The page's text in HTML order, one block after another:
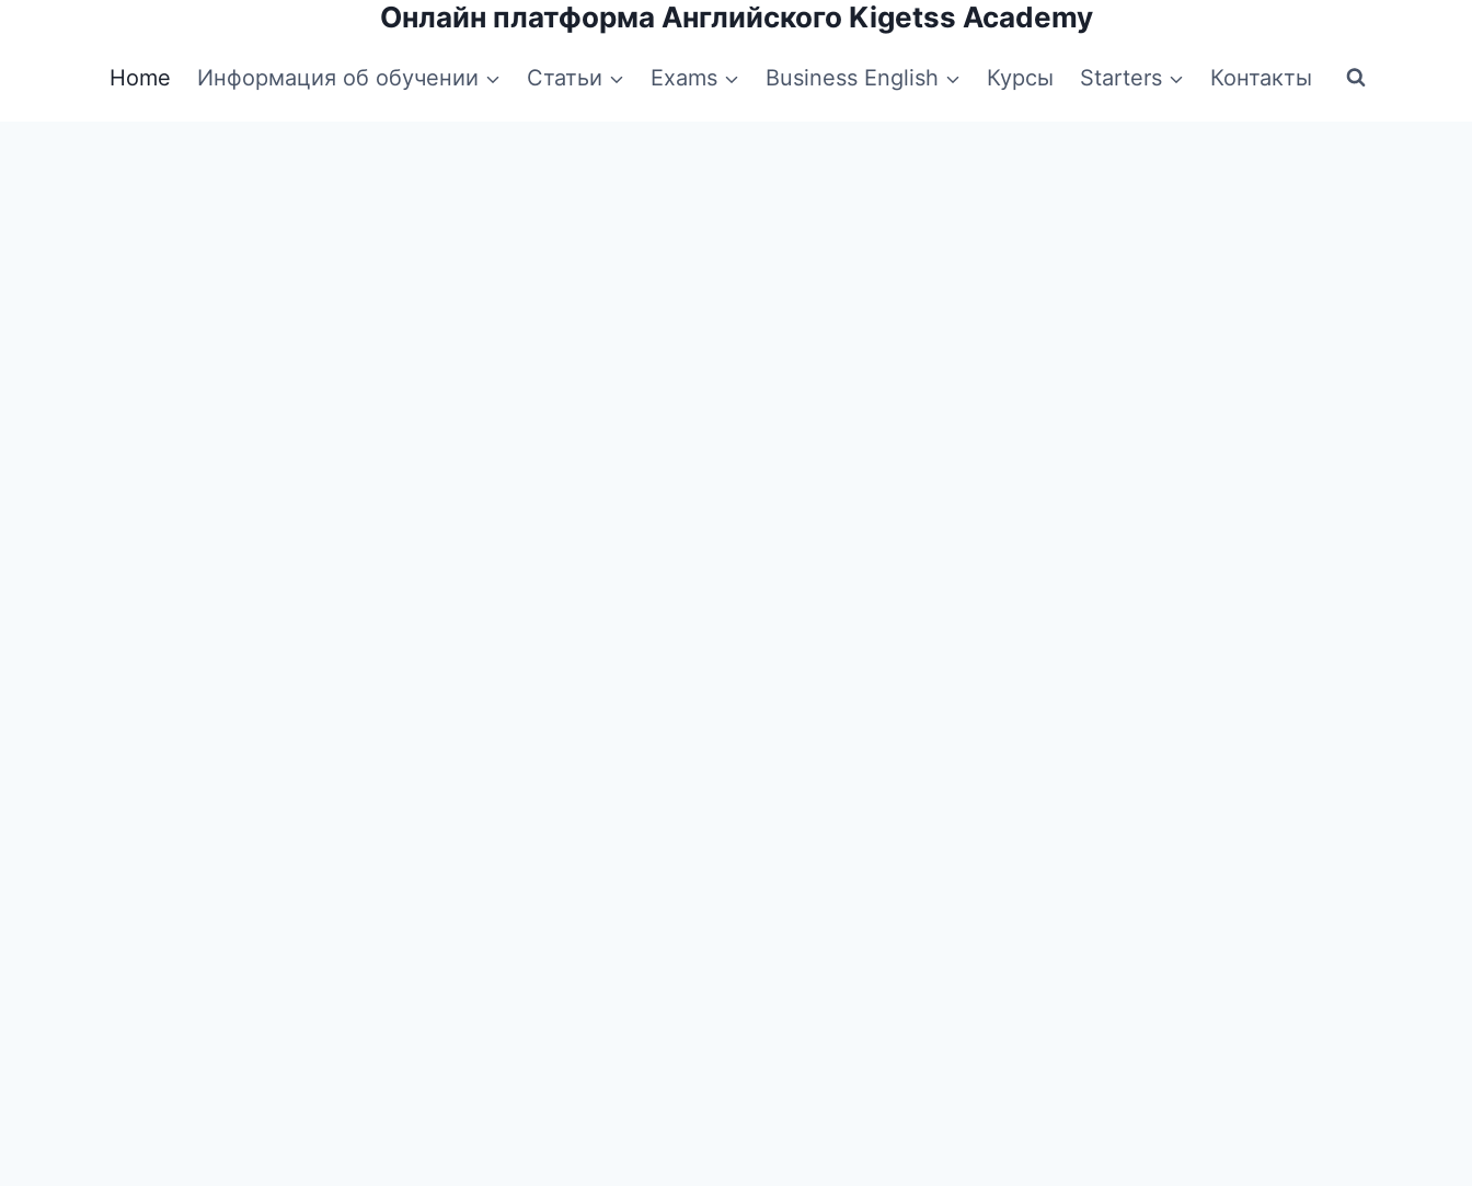
Онлайн платформа Английского Kigetss Academy
Home Информация об обучении Статьи Exams Business English Курсы Starters Контакты